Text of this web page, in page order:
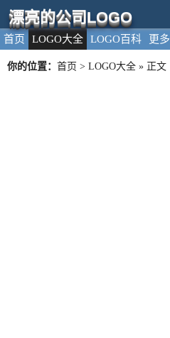
首页 LOGO大全 LOGO百科 更多
漂亮的公司LOGO
你的位置： 首页 > LOGO大全 » 正文